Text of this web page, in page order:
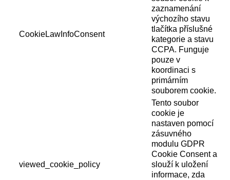
CookieLawInfoConsent
zaznamenání
výchozího stavu
tlačítka příslušné
kategorie a stavu
CCPA. Funguje
pouze v
koordinaci s
primárním
souborem cookie.
viewed_cookie_policy
Tento soubor
cookie je
nastaven pomocí
zásuvného
modulu GDPR
Cookie Consent a
slouží k uložení
informace, zda